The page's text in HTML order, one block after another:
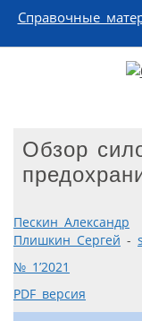
Справочные
Обзор
Пескин Александр
Плишкин Сергей -
№ 1’2021
PDF версия